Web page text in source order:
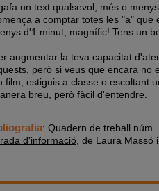
un text qualsevol, més o
a comptar totes les "a"
d'1 minut, magnífic! Tens un
augmentar la teva capacitat
però si veus que encara no
film, estiguis a classe o escoltant
breu, però fàcil d'entendre.
: Quadern de treball
d'informació , de Laura